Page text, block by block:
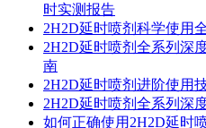
时实测报告
2H2D延时喷剂科学使用
2H2D延时喷剂全系列深
南
2H2D延时喷剂进阶使用
2H2D延时喷剂全系列深
如何正确使用2H2D延时